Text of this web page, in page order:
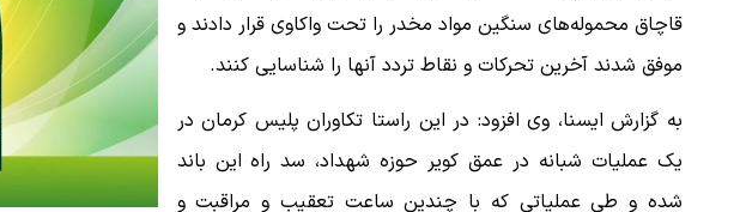
قاچاق محموله‌های سنگین مواد مخدر را تحت واکاوی قرار دادند و
موفق شدند آخرین تحرکات و نقاط تردد آنها را شناسایی کنند.
به گزارش ایسنا، وی افزود: در این راستا تکاوران پلیس کرمان در
یک عملیات شبانه در عمق کویر حوزه شهداد، سد راه این باند
شده و طی عملیاتی که با چندین ساعت تعقیب و مراقبت و